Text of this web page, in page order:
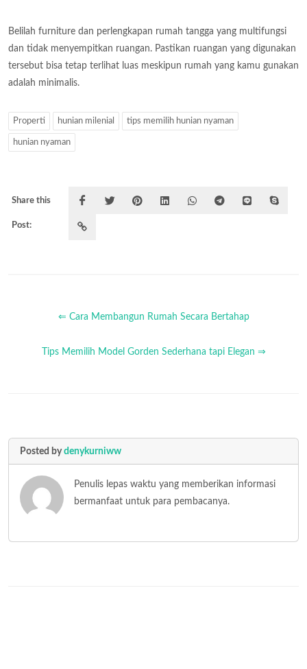
Belilah furniture dan perlengkapan rumah tangga yang multifungsi
dan tidak menyempitkan ruangan. Pastikan ruangan yang digunakan
tersebut bisa tetap terlihat luas meskipun rumah yang kamu gunakan
adalah minimalis.
Properti hunian milenial tips memilih hunian nyaman
hunian nyaman
Share this
Post:
⇐ Cara Membangun Rumah Secara Bertahap
Tips Memilih Model Gorden Sederhana tapi Elegan ⇒
Posted bydenykurniww
Penulis lepas waktu yang memberikan informasi
bermanfaat untuk para pembacanya.